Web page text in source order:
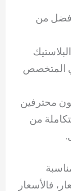
من
المتخصص
محترفين
من
فالأسعار